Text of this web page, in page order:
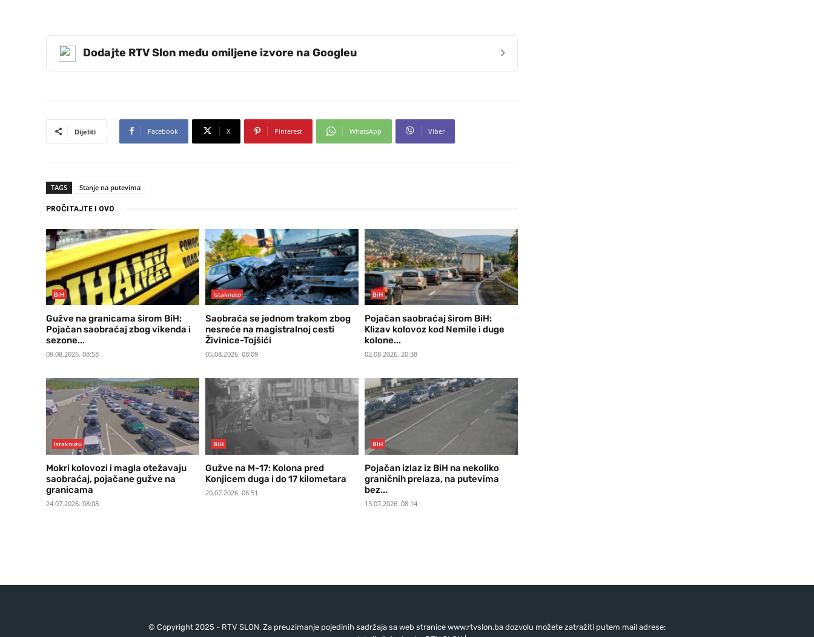
Dodajte RTV Slon među omiljene izvore na Googleu ›
Dijeliti Facebook X Pinterest WhatsApp Viber
TAGS Stanje na putevima
PROČITAJTE I OVO
BiH
Gužve na granicama širom BiH:
Pojačan saobraćaj zbog vikenda i
sezone...
09.08.2026. 08:58
Istaknuto
Saobraća se jednom trakom zbog
nesreće na magistralnoj cesti
Živinice-Tojšići
05.08.2026. 08:09
BiH
Pojačan saobraćaj širom BiH:
Klizav kolovoz kod Nemile i duge
kolone...
02.08.2026. 20:38
Istaknuto
Mokri kolovozi i magla otežavaju
saobraćaj, pojačane gužve na
granicama
24.07.2026. 08:08
BiH
Gužve na M-17: Kolona pred
Konjicem duga i do 17 kilometara
20.07.2026. 08:51
BiH
Pojačan izlaz iz BiH na nekoliko
graničnih prelaza, na putevima
bez...
13.07.2026. 08:14
© Copyright 2025 - RTV SLON. Za preuzimanje pojedinih sadržaja sa web stranice www.rtvslon.ba dozvolu možete zatražiti putem mail adrese: